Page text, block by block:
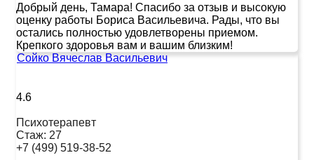
Добрый день, Тамара! Спасибо за отзыв и высокую
оценку работы Бориса Васильевича. Рады, что вы
остались полностью удовлетворены приемом.
Крепкого здоровья вам и вашим близким!
Сойко Вячеслав Васильевич
4.6
Психотерапевт
Стаж: 27
+7 (499) 519-38-52